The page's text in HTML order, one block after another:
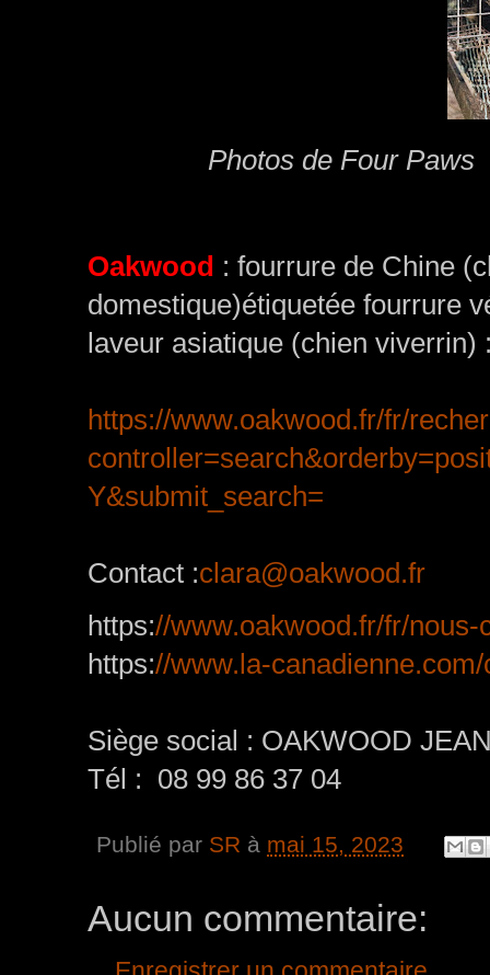
Photos de Four
Oakwood : fourrure de Chine
domestique)étiquetée fourrure
laveur asiatique (chien viverrin)
https://www.oakwood.fr/fr/
Y&submit_search=
Contact :clara@oakwood.fr
https://www.oakwood.fr/fr/nous-
https://www.la-
Siège social : OAKWOOD
Tél : 08 99 86 37 04
Publié par SR à mai 15, 2023
Aucun commentaire: